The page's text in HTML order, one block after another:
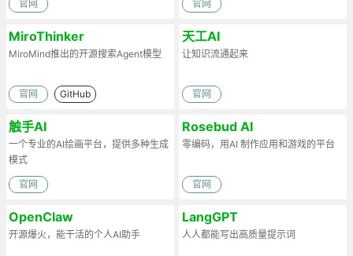
官网 官网
MiroThinker
MiroMind推出的开源搜索Agent模型
官网 GitHub
天工AI
让知识流通起来
官网
触手AI
一个专业的AI绘画平台，提供多种生成
模式
官网
Rosebud AI
零编码，用AI 制作应用和游戏的平台
官网
OpenClaw
开源爆火，能干活的个人AI助手
LangGPT
人人都能写出高质量提示词